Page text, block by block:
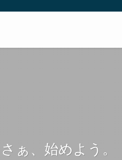
さぁ、始めよう。